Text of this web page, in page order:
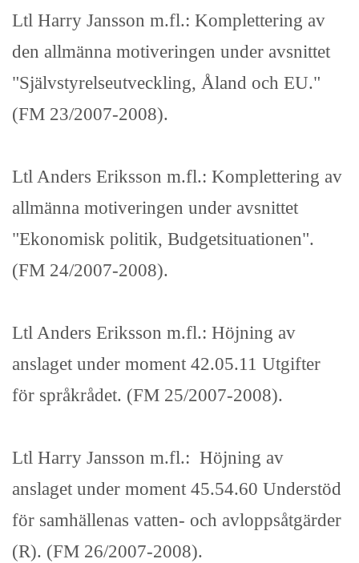
Ltl Harry Jansson m.fl.: Komplettering av
den allmänna motiveringen under avsnittet
"Självstyrelseutveckling, Åland och EU."
(FM 23/2007-2008).
Ltl Anders Eriksson m.fl.: Komplettering av
allmänna motiveringen under avsnittet
"Ekonomisk politik, Budgetsituationen".
(FM 24/2007-2008).
Ltl Anders Eriksson m.fl.: Höjning av
anslaget under moment 42.05.11 Utgifter
för språkrådet. (FM 25/2007-2008).
Ltl Harry Jansson m.fl.: Höjning av
anslaget under moment 45.54.60 Understöd
för samhällenas vatten- och avloppsåtgärder
(R). (FM 26/2007-2008).